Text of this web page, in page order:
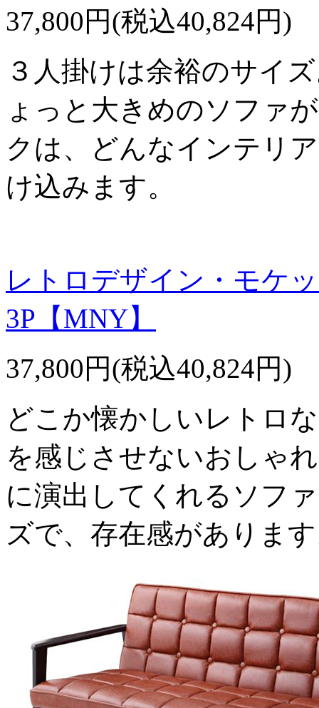
37,800円(税込40,824円)
３人掛けは余裕のサイ
ょっと大きめのソファ
クは、どんなインテリ
け込みます。
レトロデザイン・モケ
3P【MNY】
37,800円(税込40,824円)
どこか懐かしいレトロ
を感じさせないおしゃ
に演出してくれるソフ
ズで、存在感がありま